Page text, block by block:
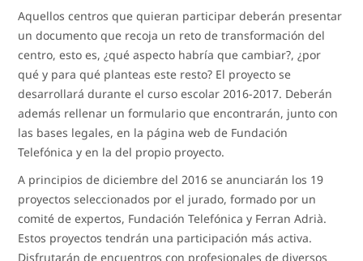
Aquellos centros que quieran participar deberán presentar
un documento que recoja un reto de transformación del
centro, esto es, ¿qué aspecto habría que cambiar?, ¿por
qué y para qué planteas este resto? El proyecto se
desarrollará durante el curso escolar 2016-2017. Deberán
además rellenar un formulario que encontrarán, junto con
las bases legales, en la página web de Fundación
Telefónica y en la del propio proyecto.
A principios de diciembre del 2016 se anunciarán los 19
proyectos seleccionados por el jurado, formado por un
comité de expertos, Fundación Telefónica y Ferran Adrià.
Estos proyectos tendrán una participación más activa.
Disfrutarán de encuentros con profesionales de diversos